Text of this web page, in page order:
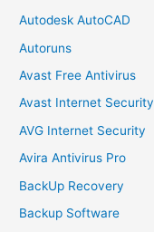
Autodesk AutoCAD
Autoruns
Avast Free Antivirus
Avast Internet Security
AVG Internet Security
Avira Antivirus Pro
BackUp Recovery
Backup Software